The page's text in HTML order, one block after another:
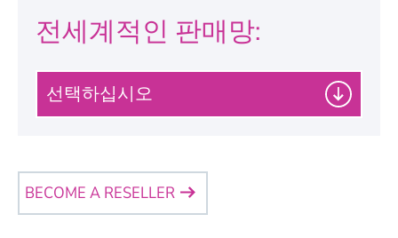
u
Name *
Company
전세계적인 판매망:
택
하
오
BECOME A RESELLER